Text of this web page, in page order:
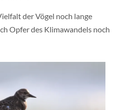
der Vögel noch lange
Opfer des Klimawandels noch